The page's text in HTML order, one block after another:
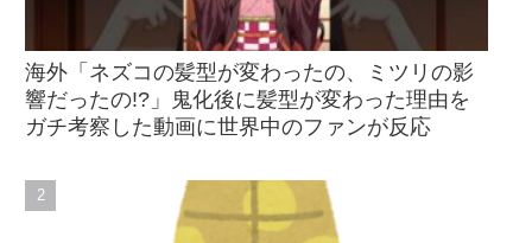
海外「ネズコの髪型が変わったの、ミツリの影
響だったの!?」鬼化後に髪型が変わった理由を
ガチ考察した動画に世界中のファンが反応